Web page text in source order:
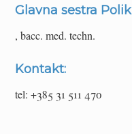
Glavna sestra
, bacc. med. techn.
Kontakt:
tel: +385 31 511 470